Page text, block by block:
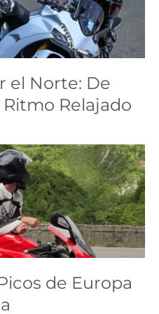
por el
a Bares
el Norte: De
Relajado
Picos de
de España
de Europa